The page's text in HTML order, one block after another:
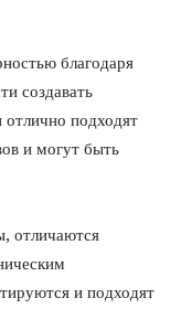
благодаря
создавать
подходят
и могут быть
отличаются
и подходят